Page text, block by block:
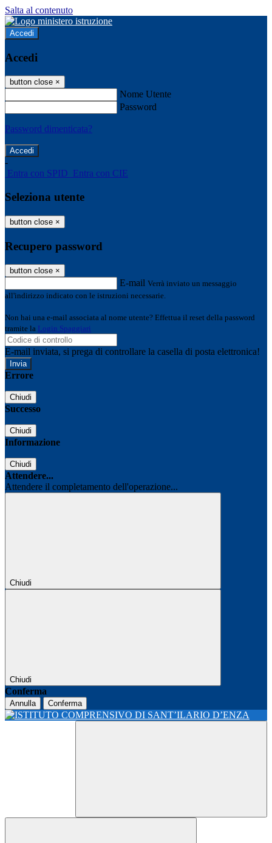
Salta al contenuto
Accedi
Accedi
button close ×
Nome Utente
Password
Password dimenticata?
-
Entra con SPID Entra con CIE
Seleziona utente
button close ×
Recupero password
button close ×
E-mail Verrà inviato un messaggio
all'indirizzo indicato con le istruzioni necessarie.
Non hai una e-mail associata al nome utente? Effettua il reset della password
tramite la Login Spaggiari
E-mail inviata, si prega di controllare la casella di posta elettronica!
Errore
Chiudi
Successo
Chiudi
Informazione
Chiudi
Attendere...
Attendere il completamento dell'operazione...
Chiudi
Chiudi
Conferma
Annulla Conferma